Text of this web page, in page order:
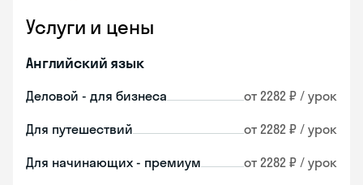
Услуги и цены
Английский язык
Деловой - для бизнеса от 2282 ₽ / урок
Для путешествий от 2282 ₽ / урок
Для начинающих - премиум от 2282 ₽ / урок